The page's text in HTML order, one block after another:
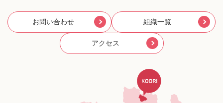
お問い合わせ 組織一覧
アクセス